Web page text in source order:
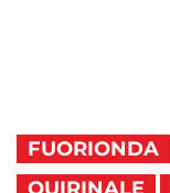
FUORIONDA